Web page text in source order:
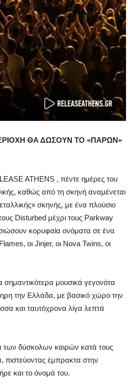
ΘΑ ΔΩΣΟΥΝ ΤΟ «ΠΑΡΩΝ»
ATHENS , πέντε ημέρες του
καθώς από τη σκηνή αναμένεται
σκηνής, με ένα πλούσιο
Disturbed μέχρι τους Parkway
κορυφαία ονόματα σε ένα
οι Jinjer, οι Nova Twins, οι
σημαντικότερα μουσικά γεγονότα
την Ελλάδα, με βασικό χώρο την
και ταυτόχρονα λίγα λεπτά
των δύσκολων καιρών κατά τους
πιστεύοντας έμπρακτα στην
και το όνομά του.